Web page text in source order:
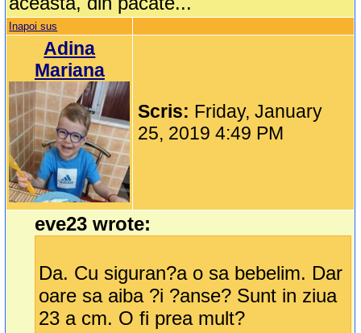
Inapoi sus
Adina
Mariana
Scris: Friday, January
25, 2019 4:49 PM
eve23 wrote:
Da. Cu siguran?a o sa bebelim. Dar
oare sa aiba ?i ?anse? Sunt in ziua
23 a cm. O fi prea mult?